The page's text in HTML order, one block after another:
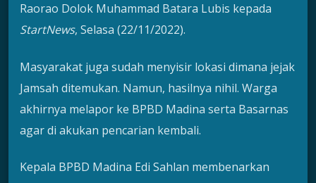
Raorao Dolok Muhammad Batara Lubis kepada
StartNews, Selasa (22/11/2022).
Masyarakat juga sudah menyisir lokasi dimana jejak
Jamsah ditemukan. Namun, hasilnya nihil. Warga
akhirnya melapor ke BPBD Madina serta Basarnas
agar di akukan pencarian kembali.
Kepala BPBD Madina Edi Sahlan membenarkan